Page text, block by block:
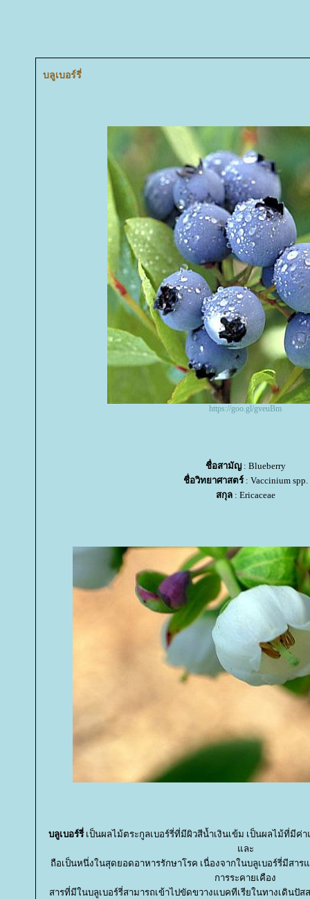
บลูเบอร์รี่
https://goo.gl/gveuBm
ชื่อสามัญ: Blueberry
ชื่อวิทยาศาสตร์: Vaccinium spp.
สกุล: Ericaceae
บลูเบอร์รี่เป็นผลไม้ตระกูลเบอร์รี่ที่มีผิวสีน้ำเงินเข้ม เป็นผลไม้ที่มี
ละ
ถือเป็นหนึ่งในสุดยอดอาหารรักษาโรค เนื่องจากในบลูเบอร์รี่มีสา
การระคายเคือง
สารที่มีในบลูเบอร์รี่สามารถเข้าไปขัดขวางแบคทีเรียในทางเดินปั